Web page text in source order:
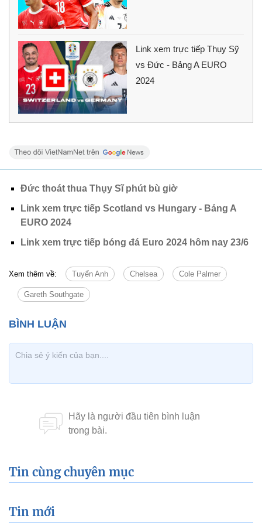
Link xem trực tiếp Thụy Sỹ
vs Đức - Bảng A EURO
2024
Đức thoát thua Thụy Sĩ phút bù giờ
Link xem trực tiếp Scotland vs Hungary - Bảng A
EURO 2024
Link xem trực tiếp bóng đá Euro 2024 hôm nay 23/6
Xem thêm về: Tuyển Anh Chelsea Cole Palmer
Gareth Southgate
Tin cùng chuyên mục
Tin mới